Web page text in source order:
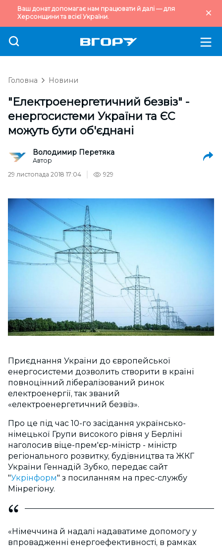
Ваш донат допомагає нам працювати й далі — для
Херсонщини та всієї України.
Головна Новини
"Електроенергетичний безвіз" -
енергосистеми України та ЄС
можуть бути об'єднані
Володимир Перетяка
Автор
29 листопада 2018 17:04
929
Приєднання України до європейської
енергосистеми дозволить створити в країні
повноцінний лібералізований ринок
електроенергії, так званий
«електроенергетичний безвіз».
Про це під час 10-го засідання українсько-
німецької Групи високого рівня у Берліні
наголосив віце-прем'єр-міністр - міністр
регіонального розвитку, будівництва та ЖКГ
України Геннадій Зубко, передає сайт
"Укрінформ" з посиланням на прес-службу
Мінрегіону.
«Німеччина й надалі надаватиме допомогу у
впровадженні енергоефективності, в рамках